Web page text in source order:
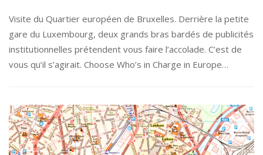
Visite du Quartier européen de Bruxelles. Derrière la petite
gare du Luxembourg, deux grands bras bardés de publicités
institutionnelles prétendent vous faire l’accolade. C’est de
vous qu’il s’agirait. Choose Who’s in Charge in Europe…